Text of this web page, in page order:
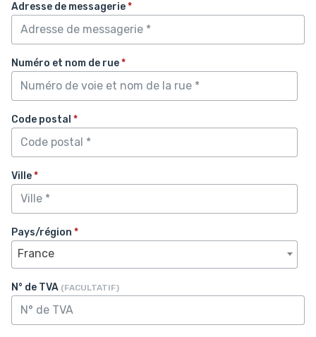
Adresse de messagerie*
Numéro et nom de rue*
Code postal *
Ville*
Pays/région *
France
N° de TVA (FACULTATIF)